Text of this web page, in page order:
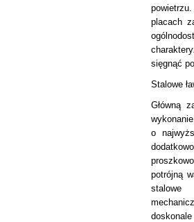
placach
sięgnąć
Stalowe
Główną
o
potrójną
stalowe